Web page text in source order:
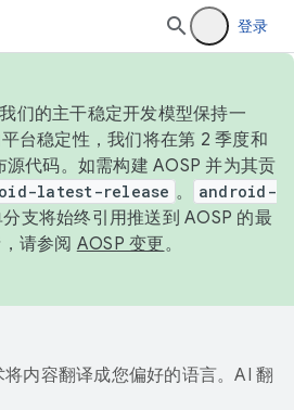
登录
们的主干稳定开发模型保持一
台稳定性，我们将在第 2 季度和
代码。如需构建 AOSP 并为其贡
latest-release 。
android-
支将始终引用推送到 AOSP 的最
请参阅 AOSP 变更。
内容翻译成您偏好的语言。AI 翻